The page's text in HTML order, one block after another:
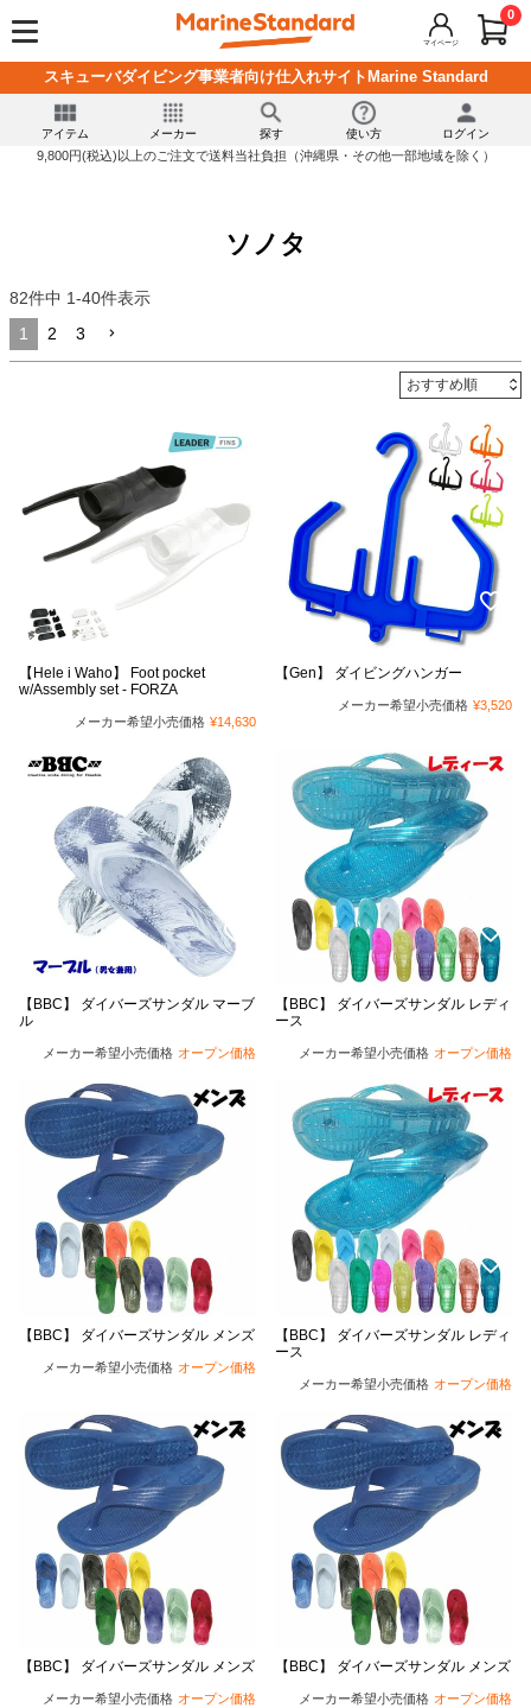
マイページ
0
スキューバダイビング事業者向け仕入れサイトMarine Standard
アイテム メーカー 探す 使い方 ログイン
9,800円(税込)以上のご注文で送料当社負担（沖縄県・その他一部地域を除く）
ソノタ
82件中 1-40件表示
1
2 3
【Hele i Waho】 Foot pocket
w/Assembly set - FORZA
メーカー希望小売価格 ¥14,630
【Gen】 ダイビングハンガー
メーカー希望小売価格 ¥3,520
【BBC】 ダイバーズサンダル マーブ
ル
メーカー希望小売価格 オープン価格
【BBC】 ダイバーズサンダル レディ
ース
メーカー希望小売価格 オープン価格
【BBC】 ダイバーズサンダル メンズ
メーカー希望小売価格 オープン価格
【BBC】 ダイバーズサンダル レディ
ース
メーカー希望小売価格 オープン価格
【BBC】 ダイバーズサンダル メンズ
メーカー希望小売価格 オープン価格
【BBC】 ダイバーズサンダル メンズ
メーカー希望小売価格 オープン価格